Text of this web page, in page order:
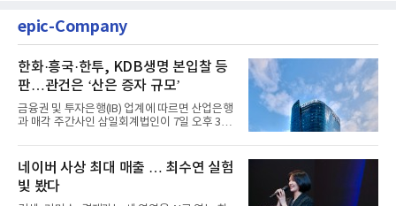
epic-Company
한화·흥국·한투, KDB생명 본입찰 등
판…관건은 ‘산은 증자 규모’
금융권 및 투자은행(IB) 업계에 따르면 산업은행
과 매각 주간사인 삼일회계법인이 7일 오후 3시
네이버 사상 최대 매출 … 최수연 실험
빛 봤다